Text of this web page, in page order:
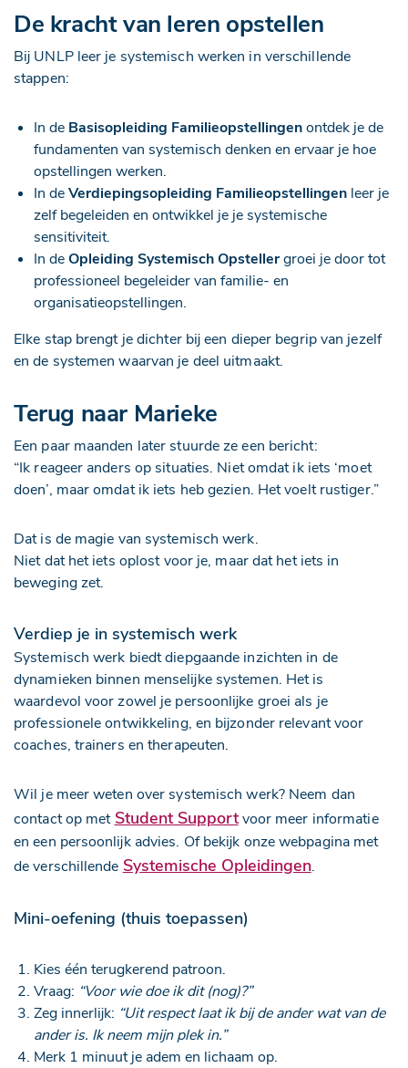
De kracht van leren opstellen
Bij UNLP leer je systemisch werken in verschillende
stappen:
In de Basisopleiding Familieopstellingenontdek je de
fundamenten van systemisch denken en ervaar je hoe
opstellingen werken.
In deVerdiepingsopleiding Familieopstellingen leer je
zelf begeleiden en ontwikkel je je systemische
sensitiviteit.
In deOpleiding Systemisch Opstellergroei je door tot
professioneel begeleider van familie- en
organisatieopstellingen.
Elke stap brengt je dichter bij een dieper begrip van jezelf
en de systemen waarvan je deel uitmaakt.
Terug naar Marieke
Een paar maanden later stuurde ze een bericht:
“Ik reageer anders op situaties. Niet omdat ik iets ‘moet
doen’, maar omdat ik iets heb gezien. Het voelt rustiger.”
Dat is de magie van systemisch werk.
Niet dat het iets oplost voor je, maar dat het iets in
beweging zet.
Verdiep je in systemisch werk
Systemisch werk biedt diepgaande inzichten in de
dynamieken binnen menselijke systemen. Het is
waardevol voor zowel je persoonlijke groei als je
professionele ontwikkeling, en bijzonder relevant voor
coaches, trainers en therapeuten.
Wil je meer weten over systemisch werk? Neem dan
contact op met Student Supportvoor meer informatie
en een persoonlijk advies. Of bekijk onze webpagina met
de verschillende Systemische Opleidingen.
Mini-oefening (thuis toepassen)
Kies één terugkerend patroon.
Vraag: “Voor wie doe ik dit (nog)?”
Zeg innerlijk: “Uit respect laat ik bij de ander wat van de
ander is. Ik neem mijn plek in.”
Merk 1 minuut je adem en lichaam op.